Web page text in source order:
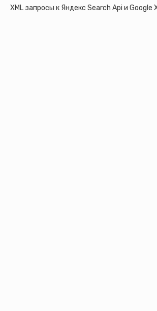
XML запросы к Яндекс Search Api и Google